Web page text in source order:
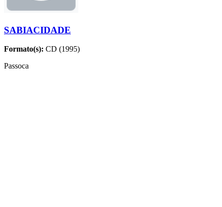
SABIACIDADE
Formato(s): CD (1995)
Passoca